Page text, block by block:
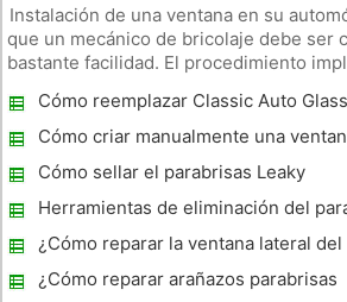
Instalación de una ventana en su
que un mecánico de bricolaje debe ser
bastante facilidad. El procedimiento
de conexión segura al regulador de la
Cómo reemplazar Classic Auto Glass
Cómo criar manualmente una
energía
Cómo sellar el parabrisas Leaky
Herramientas de eliminación del
¿Cómo reparar la ventana lateral del
conductor trasero Stuck
¿Cómo reparar arañazos parabrisas